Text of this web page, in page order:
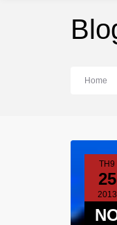
Home
TH9
25
2013